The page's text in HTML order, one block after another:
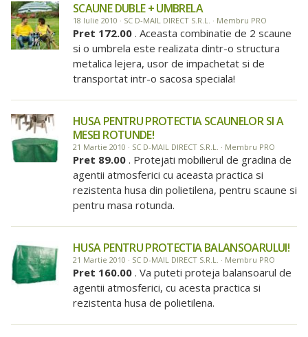
SCAUNE DUBLE + UMBRELA
18 Iulie 2010 · SC D-MAIL DIRECT S.R.L. · Membru PRO
Pret 172.00 . Aceasta combinatie de 2 scaune
si o umbrela este realizata dintr-o structura
metalica lejera, usor de impachetat si de
transportat intr-o sacosa speciala!
HUSA PENTRU PROTECTIA SCAUNELOR SI A
MESEI ROTUNDE!
21 Martie 2010 · SC D-MAIL DIRECT S.R.L. · Membru PRO
Pret 89.00 . Protejati mobilierul de gradina de
agentii atmosferici cu aceasta practica si
rezistenta husa din polietilena, pentru scaune si
pentru masa rotunda.
HUSA PENTRU PROTECTIA BALANSOARULUI!
21 Martie 2010 · SC D-MAIL DIRECT S.R.L. · Membru PRO
Pret 160.00 . Va puteti proteja balansoarul de
agentii atmosferici, cu acesta practica si
rezistenta husa de polietilena.